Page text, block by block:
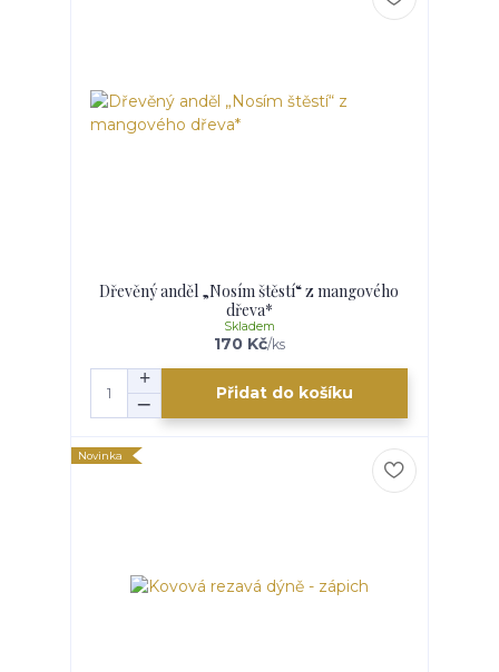
Dřevěný anděl „Nosím štěstí“ z mangového
dřeva*
170 Kč/ks
Skladem
Přidat do košíku
Novinka